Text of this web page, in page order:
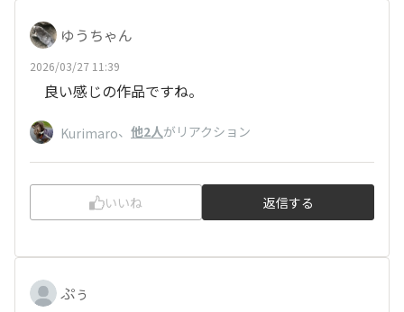
ゆうちゃん
2026/03/27 11:39
良い感じの作品ですね。
Kurimaro、 他2人がリアクション
いいね 返信する
ぷぅ